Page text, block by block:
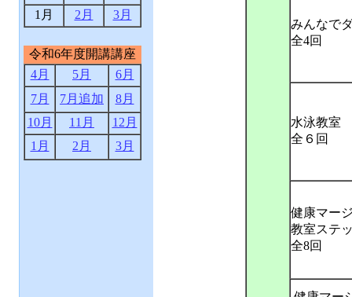
1月
2月 3月
令和6年度開講講座
4月
5月
6月
7月
7月追加
8月
10月
11月
12月
1月
2月 3月
みんなで
全4回
水泳教室
全６回
健康マー
教室ステ
全8回